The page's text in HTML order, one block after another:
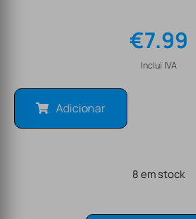
€7.99
Inclui IVA
Adicionar
8 em stock